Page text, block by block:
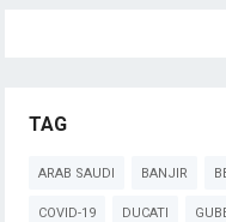
TAG
ARAB SAUDI BANJIR
COVID-19 DUCATI